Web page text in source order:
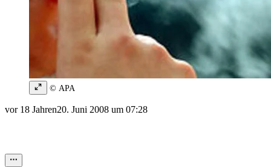
© APA
vor 18 Jahren20. Juni 2008 um 07:28